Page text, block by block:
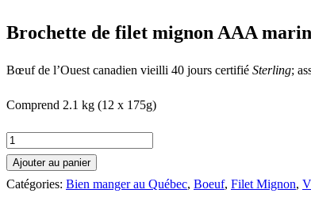
Brochette de filet mignon AAA
Bœuf de l’Ouest canadien vieilli 40 jours certifié Sterling;
Comprend 2.1 kg (12 x 175g)
quantité
de
Brochette
Ajouter au panier
Catégories: Bien manger au Québec, Boeuf, Filet Mignon,